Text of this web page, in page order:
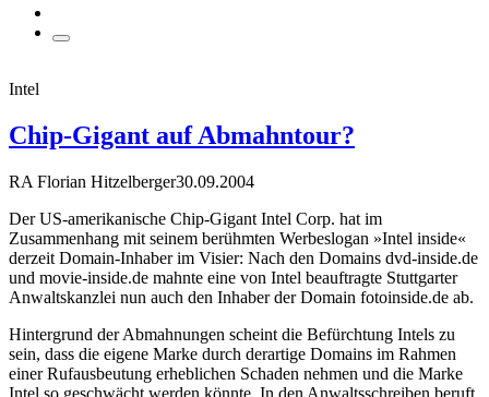
Intel
Chip-Gigant auf Abmahntour?
RA Florian Hitzelberger30.09.2004
Der US-amerikanische Chip-Gigant Intel Corp. hat im
Zusammenhang mit seinem berühmten Werbeslogan »Intel inside«
derzeit Domain-Inhaber im Visier: Nach den Domains dvd-inside.de
und movie-inside.de mahnte eine von Intel beauftragte Stuttgarter
Anwaltskanzlei nun auch den Inhaber der Domain fotoinside.de ab.
Hintergrund der Abmahnungen scheint die Befürchtung Intels zu
sein, dass die eigene Marke durch derartige Domains im Rahmen
einer Rufausbeutung erheblichen Schaden nehmen und die Marke
Intel so geschwächt werden könnte. In den Anwaltsschreiben beruft